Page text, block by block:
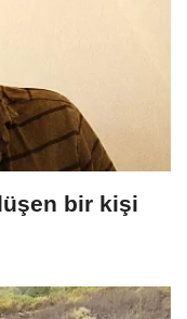
bir kişi